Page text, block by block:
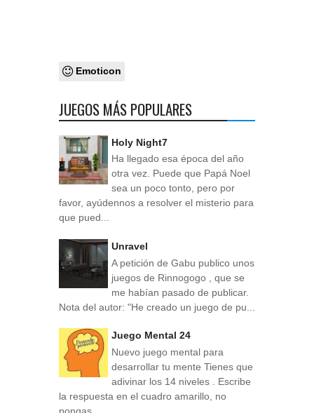
Emoticon
JUEGOS MÁS POPULARES
Holy Night7
Ha llegado esa época del año
otra vez. Puede que Papá Noel
sea un poco tonto, pero por
favor, ayúdennos a resolver el misterio para
que pued...
Unravel
A petición de Gabu publico unos
juegos de Rinnogogo , que se
me habían pasado de publicar.
Nota del autor: "He creado un juego de pu...
Juego Mental 24
Nuevo juego mental para
desarrollar tu mente Tienes que
adivinar los 14 niveles . Escribe
la respuesta en el cuadro amarillo, no